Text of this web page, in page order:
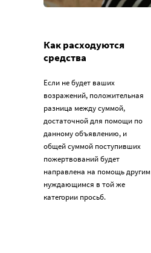
Как расходуются
средства
Если не будет ваших
возражений, положительная
разница между суммой,
достаточной для помощи по
данному объявлению, и
общей суммой поступивших
пожертвований будет
направлена на помощь другим
нуждающимся в той же
категории просьб.